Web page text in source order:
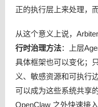
正的执行层上来处理，
从这个意义上说，
行时治理方法：上层
具体框架也可以变化；
义、敏感资源和可执行
可以成为这些系统共享
OpenClaw 之外快速接